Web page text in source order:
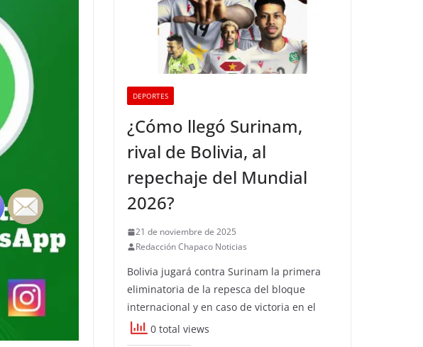
DEPORTES
¿Cómo llegó Surinam,
rival de Bolivia, al
repechaje del Mundial
2026?
21 de noviembre de 2025
Redacción Chapaco Noticias
Bolivia jugará contra Surinam la primera
eliminatoria de la repesca del bloque
internacional y en caso de victoria en el
0 total views